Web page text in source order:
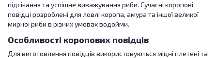
підсікання та успішне виважування риби. Сучасні коропові
повідці розроблені для ловлі коропа, амура та іншої великої
мирної риби в різних умовах водойми.
Особливості коропових повідців
Для виготовлення повідців використовуються міцні плетені та